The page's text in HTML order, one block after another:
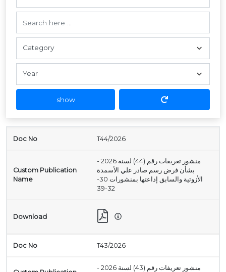
show
T44/2026
منشور تعريفات رقم (44) لسنة 2026 -
بشأن فرض رسم صادر علي الأسمدة
الأزوتية والسابق إداعتها بمنشورات 30-
32-39
T43/2026
منشور تعريفات رقم (43) لسنة 2026 -